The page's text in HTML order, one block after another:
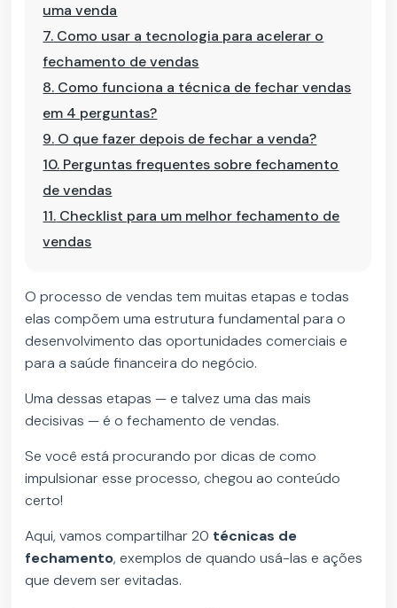
uma venda
7. Como usar a tecnologia para acelerar o
fechamento de vendas
8. Como funciona a técnica de fechar vendas
em 4 perguntas?
9. O que fazer depois de fechar a venda?
10. Perguntas frequentes sobre fechamento
de vendas
11. Checklist para um melhor fechamento de
vendas
O processo de vendas tem muitas etapas e todas
elas compõem uma estrutura fundamental para o
desenvolvimento das oportunidades comerciais e
para a saúde financeira do negócio.
Uma dessas etapas — e talvez uma das mais
decisivas — é o fechamento de vendas.
Se você está procurando por dicas de como
impulsionar esse processo, chegou ao conteúdo
certo!
Aqui, vamos compartilhar 20 técnicas de
fechamento, exemplos de quando usá-las e ações
que devem ser evitadas.